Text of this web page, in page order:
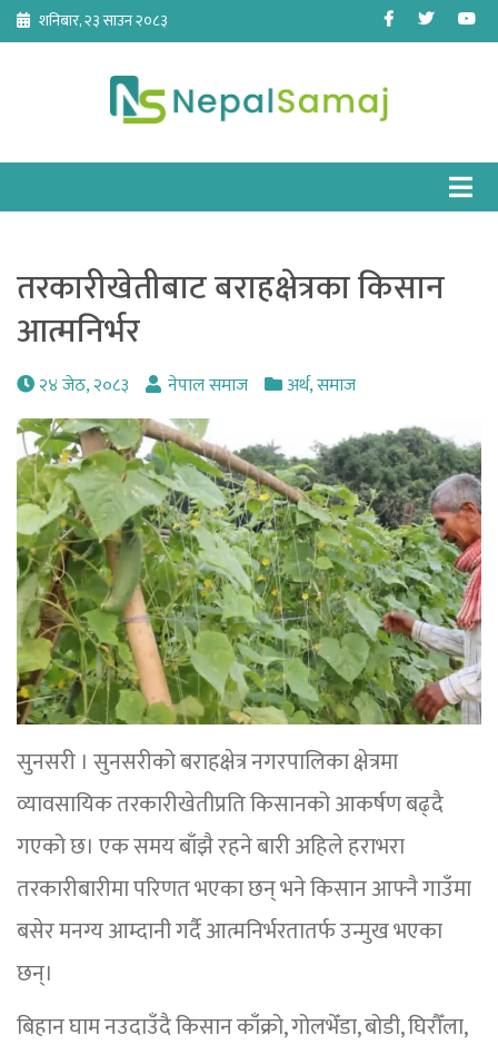
Skip
content
शनिबार, २३ साउन २०८३ Facebook
Twitter
तरकारीखेतीबाट बराहक्षेत्रका किसान
आत्मनिर्भर
२४ जेठ, २०८३ नेपाल समाज अर्थ,समाज
सुनसरी । सुनसरीको बराहक्षेत्र नगरपालिका क्षेत्रमा
व्यावसायिक तरकारीखेतीप्रति किसानको आकर्षण बढ्दै
गएको छ। एक समय बाँझै रहने बारी अहिले हराभरा
तरकारीबारीमा परिणत भएका छन् भने किसान आफ्नै गाउँमा
बसेर मनग्य आम्दानी गर्दै आत्मनिर्भरतातर्फ उन्मुख भएका
छन्।
बिहान घाम नउदाउँदै किसान काँक्रो, गोलभेँडा, बोडी, घिरौँला,